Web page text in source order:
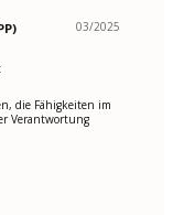
03/2025
die Fähigkeiten im
Verantwortung